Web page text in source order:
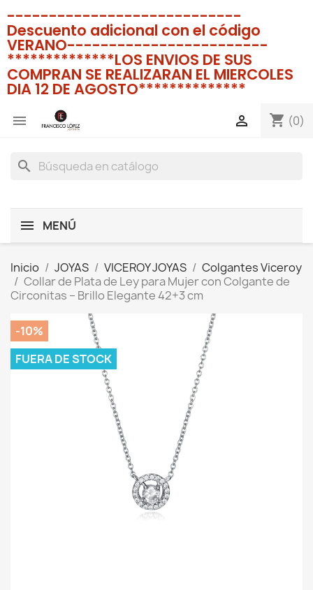
----------------------------
Descuento adicional con el código
VERANO------------------------
**************LOS ENVIOS DE SUS
COMPRAN SE REALIZARAN EL MIERCOLES
DIA 12 DE AGOSTO**************
 shopping_cart (0)

search
MENÚ
Inicio JOYAS VICEROY JOYAS
Colgantes Viceroy
Collar de Plata de Ley para Mujer con Colgante de
Circonitas – Brillo Elegante 42+3 cm
-10%
FUERA DE STOCK